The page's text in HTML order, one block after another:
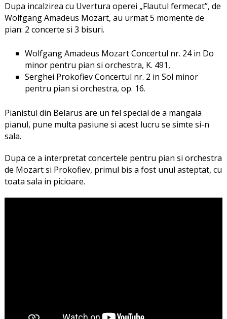
Dupa incalzirea cu Uvertura operei „Flautul fermecat”, de
Wolfgang Amadeus Mozart, au urmat 5 momente de
pian: 2 concerte si 3 bisuri.
Wolfgang Amadeus Mozart Concertul nr. 24 in Do
minor pentru pian si orchestra, K. 491,
Serghei Prokofiev Concertul nr. 2 in Sol minor
pentru pian si orchestra, op. 16.
Pianistul din Belarus are un fel special de a mangaia
pianul, pune multa pasiune si acest lucru se simte si-n
sala.
Dupa ce a interpretat concertele pentru pian si orchestra
de Mozart si Prokofiev, primul bis a fost unul asteptat, cu
toata sala in picioare.